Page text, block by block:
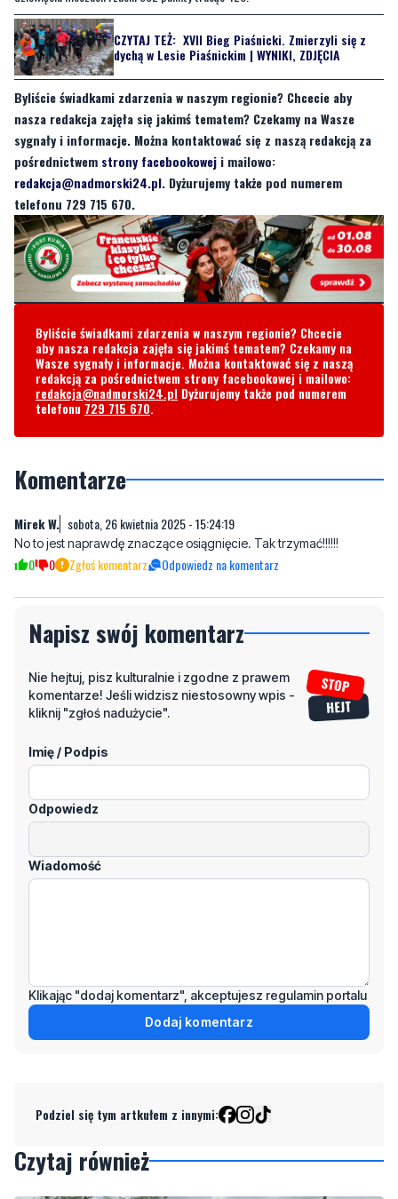
Byliście świadkami zdarzenia w naszym regionie? Chcecie aby
nasza redakcja zajęła się jakimś tematem? Czekamy na Wasze
sygnały i informacje. Można kontaktować się z naszą redakcją za
pośrednictwemstrony facebookoweji mailowo:
redakcja@nadmorski24.pl. Dyżurujemy także pod numerem
telefonu 729 715 670.
Byliście świadkami zdarzenia w naszym regionie? Chcecie
aby nasza redakcja zajęła się jakimś tematem? Czekamy na
Wasze sygnały i informacje. Można kontaktować się z naszą
redakcja@nadmorski24.plDyżurujemy także pod numerem
telefonu729 715 670.
Komentarze
No to jest naprawdę znaczące osiągnięcie. Tak trzymać!!!!!!
Napisz swój komentarz
komentarze! Jeśli widzisz niestosowny wpis -
kliknij "zgłoś nadużycie".
Imię / Podpis
Odpowiedz
Wiadomość